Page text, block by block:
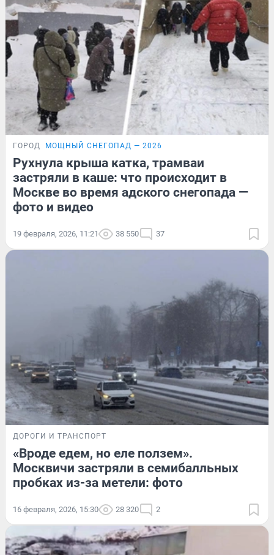
ГОРОД МОЩНЫЙ СНЕГОПАД — 2026
Рухнула крыша катка, трамваи
застряли в каше: что происходит в
Москве во время адского снегопада —
фото и видео
19 февраля, 2026, 11:21 38 550 37
ДОРОГИ И ТРАНСПОРТ
«Вроде едем, но еле ползем».
Москвичи застряли в семибалльных
пробках из-за метели: фото
16 февраля, 2026, 15:30 28 320 2